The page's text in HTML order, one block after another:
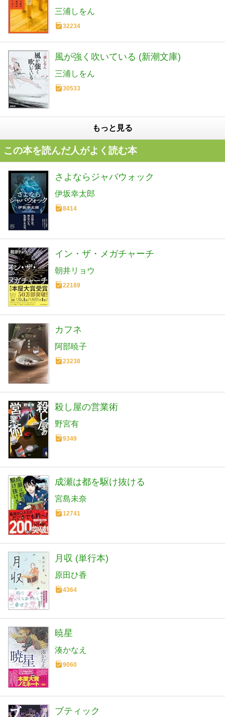
三浦しをん
32234
風が強く吹いている (新潮文庫)
三浦しをん
30533
もっと見る
この本を読んだ人がよく読む本
さよならジャバウォック
伊坂幸太郎
8414
イン・ザ・メガチャーチ
朝井リョウ
22189
カフネ
阿部暁子
23238
殺し屋の営業術
野宮有
9349
成瀬は都を駆け抜ける
宮島未奈
12741
月収 (単行本)
原田ひ香
4364
暁星
湊かなえ
9060
ブティック